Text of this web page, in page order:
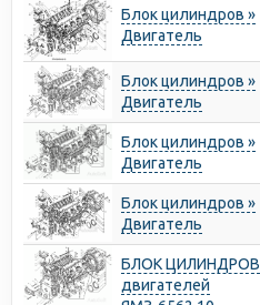
Блок цилиндров »
Двигатель
Блок цилиндров »
Двигатель
Блок цилиндров »
Двигатель
Блок цилиндров »
Двигатель
БЛОК ЦИЛИНДРОВ
двигателей